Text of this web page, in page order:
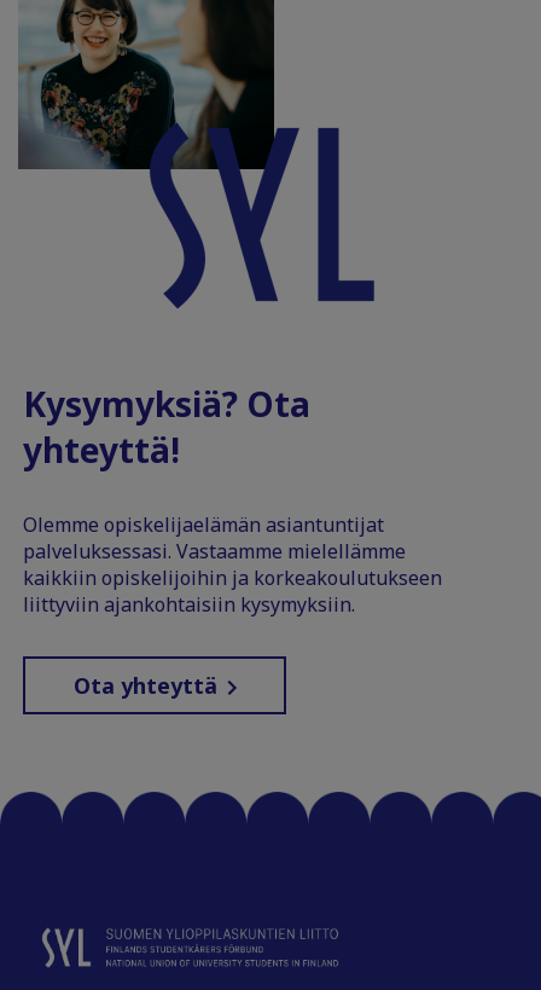
Kysymyksiä? Ota
yhteyttä!
Olemme opiskelijaelämän asiantuntijat
palveluksessasi. Vastaamme mielellämme
kaikkiin opiskelijoihin ja korkeakoulutukseen
liittyviin ajankohtaisiin kysymyksiin.
Ota yhteyttä